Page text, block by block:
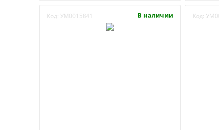
Код: УМ0015841 В наличии Код: